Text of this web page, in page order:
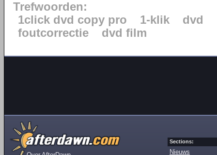
Trefwoorden:
1click dvd copy pro
1-klik dvd
foutcorrectie
dvd film
Sections:
Nieuws